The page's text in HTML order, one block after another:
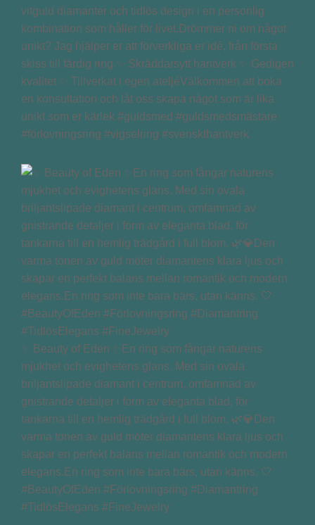
vitguld diamanter och tidlös design i en personlig
kombination som håller för livet.Drömmer ni om något
unikt? Jag hjälper er att förverkliga er idé, från första
skiss till färdig ring.✨ Skräddarsytt hantverk ✨ Gedigen
kvalitet ✨ Tillverkat i egen ateljéVälkommen att boka
en konsultation och låt oss skapa något som är lika
unikt som er kärlek.#guldsmed #guldsmedsmästare
#förlovningsring #vigselring #svenskthantverk
✨ Beauty of Eden ✨En ring som fångar naturens
mjukhet och evighetens glans. Med sin ovala
briljantslipade diamant i centrum, omfamnad av
gnistrande detaljer i form av eleganta blad, för
tankarna till en hemlig trädgård i full blom. 🌿💎Den
varma tonen av guld möter diamantens klara ljus och
skapar en perfekt balans mellan romantik och modern
elegans.En ring som inte bara bärs, utan känns. 🤍
#BeautyOfEden #Förlovningsring #Diamantring
#TidlösElegans #FineJewelry